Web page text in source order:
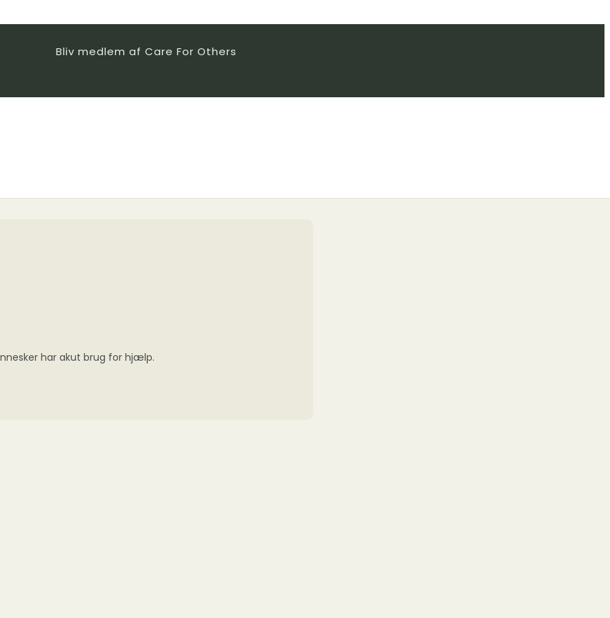
Bliv medlem af Care For Others
har akut brug for hjælp.